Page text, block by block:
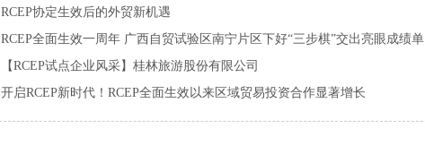
RCEP协定生效后的外贸新机遇
RCEP全面生效一周年 广西自贸试验区南宁片区下好“三步棋”交出亮眼成绩单
【RCEP试点企业风采】桂林旅游股份有限公司
开启RCEP新时代！RCEP全面生效以来区域贸易投资合作显著增长